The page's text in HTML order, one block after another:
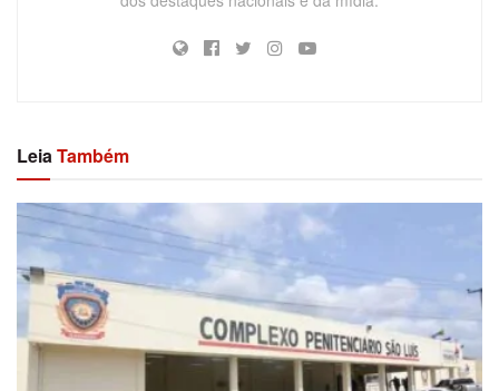
LeiaTambém